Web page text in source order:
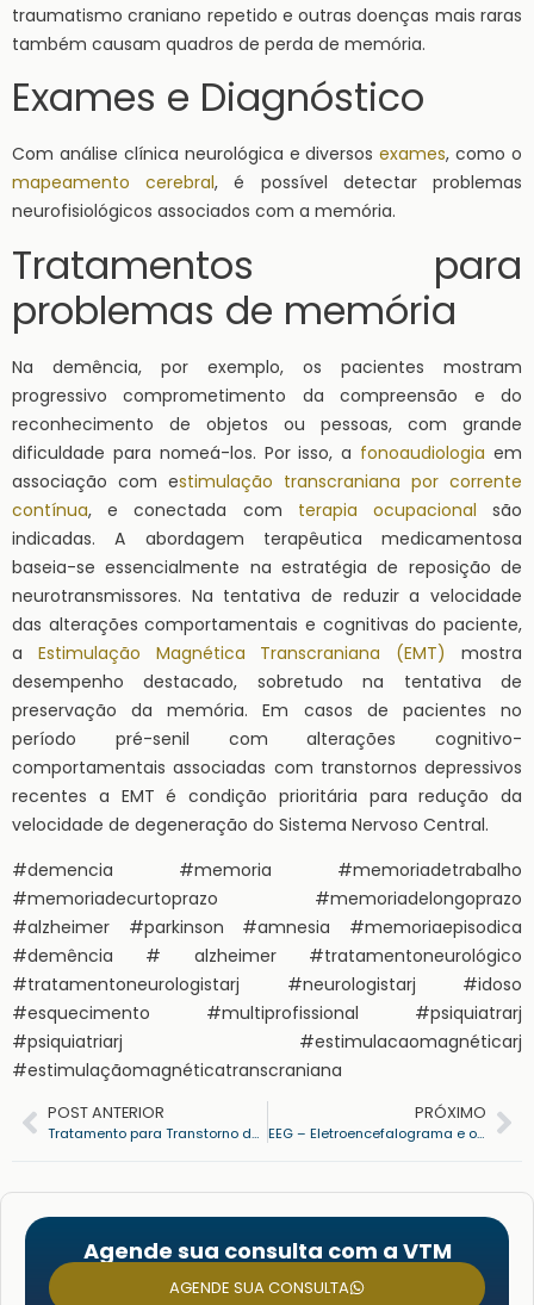
traumatismo craniano repetido e outras doenças mais raras
também causam quadros de perda de memória.
Exames e Diagnóstico
Com análise clínica neurológica e diversosexames, como o
mapeamento cerebral, é possível detectar problemas
neurofisiológicos associados com a memória.
Tratamentos para
problemas de memória
Na demência, por exemplo, os pacientes mostram
progressivo comprometimento da compreensão e do
reconhecimento de objetos ou pessoas, com grande
dificuldade para nomeá-los. Por isso, a fonoaudiologia em
associação com estimulação transcraniana por corrente
contínua, e conectada com terapia ocupacional são
indicadas. A abordagem terapêutica medicamentosa
baseia-se essencialmente na estratégia de reposição de
neurotransmissores. Na tentativa de reduzir a velocidade
das alterações comportamentais e cognitivas do paciente,
a Estimulação Magnética Transcraniana (EMT)
mostra
desempenho destacado, sobretudo na tentativa de
preservação da memória. Em casos de pacientes no
período pré-senil com alterações cognitivo-
comportamentais associadas com transtornos depressivos
recentes a EMT é condição prioritária para redução da
velocidade de degeneração do Sistema Nervoso Central.
#demencia #memoria #memoriadetrabalho
#memoriadecurtoprazo #memoriadelongoprazo
#alzheimer #parkinson #amnesia #memoriaepisodica
#demência # alzheimer #tratamentoneurológico
#tratamentoneurologistarj #neurologistarj #idoso
#esquecimento #multiprofissional #psiquiatrarj
#psiquiatriarj #estimulacaomagnéticarj
#estimulaçãomagnéticatranscraniana
POST ANTERIOR
Tratamento para Transtorno de Aprendizagem com Neurofeedback
PRÓXIMO
EEG – Eletroencefalograma e o Mapa Cerebral: Saiba agora como esses exames funcionam
Agende sua consulta com a VTM
AGENDE SUA CONSULTA